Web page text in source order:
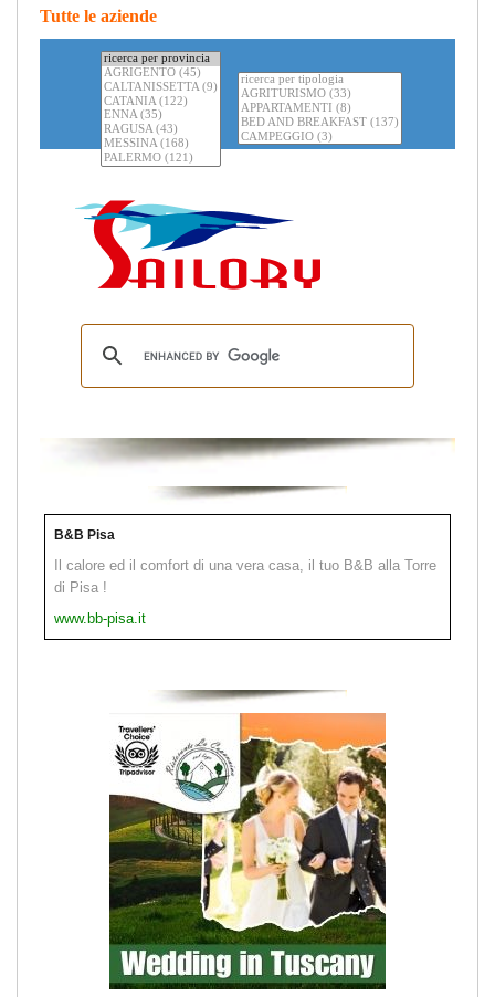
Tutte le aziende
B&B Pisa
Il calore ed il comfort di una vera casa, il tuo B&B alla Torre
di Pisa !
www.bb-pisa.it